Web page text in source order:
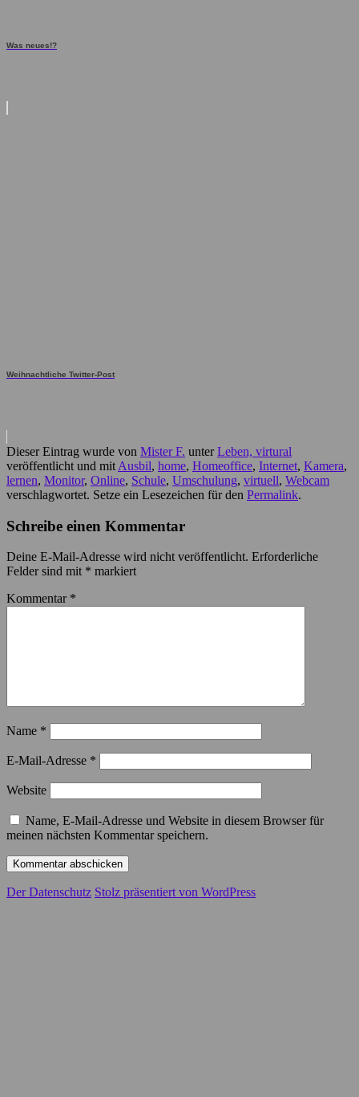
Was neues!?
Weihnachtliche Twitter-Post
Dieser Eintrag wurde von Mister F. unterLeben, virtural
veröffentlicht und mit Ausbil, home, Homeoffice, Internet, Kamera,
lernen, Monitor, Online, Schule, Umschulung, virtuell, Webcam
verschlagwortet. Setze ein Lesezeichen für den Permalink.
Schreibe einen Kommentar
Deine E-Mail-Adresse wird nicht veröffentlicht. Erforderliche
Felder sind mit * markiert
Kommentar *
Name *
E-Mail-Adresse *
Website
Name, E-Mail-Adresse und Website in diesem Browser für
meinen nächsten Kommentar speichern.
Der Datenschutz Stolz präsentiert von WordPress